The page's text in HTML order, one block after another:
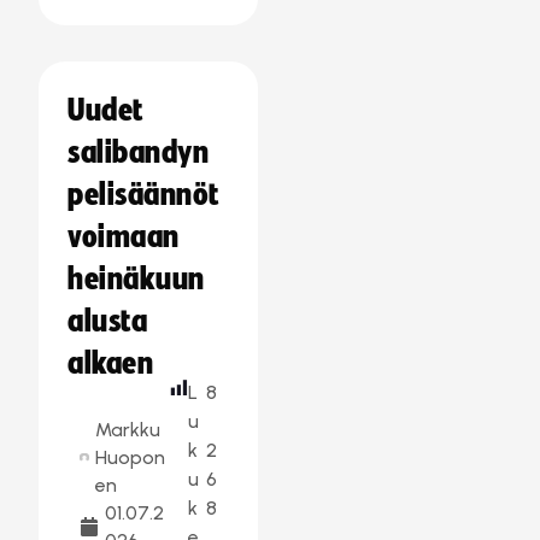
Uudet
salibandyn
pelisäännöt
voimaan
heinäkuun
alusta
alkaen
Markku
Huopon
en
01.07.2
L
u
k
u
k
8
2
6
8